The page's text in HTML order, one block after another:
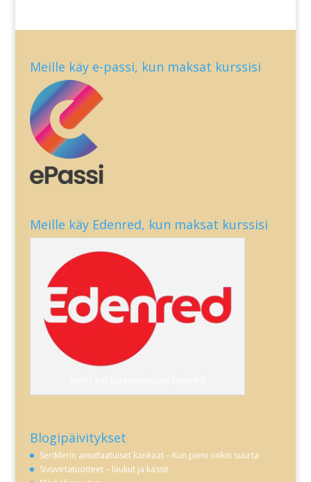
Meille käy e-passi, kun maksat kurssisi
Meille käy Edenred, kun maksat kurssisi
Blogipäivitykset
SeriMerin ainutlaatuiset kankaat – Kun pieni onkin suurta
Sivuvirtatuotteet – laukut ja kassit